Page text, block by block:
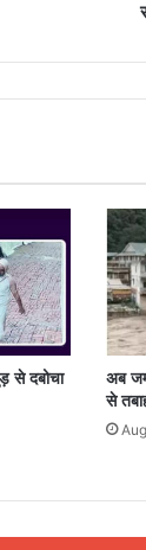
से दबोचा
अब
से